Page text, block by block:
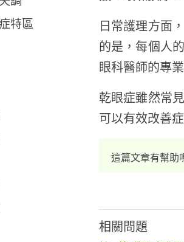
特區
日常護理方面
的是，每個人
眼科醫師的專
乾眼症雖然常
可以有效改善
這篇文章有幫助
相關問題